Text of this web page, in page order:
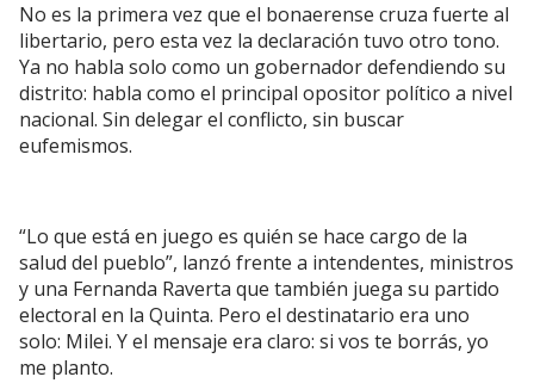
No es la primera vez que el bonaerense cruza fuerte al
libertario, pero esta vez la declaración tuvo otro tono.
Ya no habla solo como un gobernador defendiendo su
distrito: habla como el principal opositor político a nivel
nacional. Sin delegar el conflicto, sin buscar
eufemismos.
“Lo que está en juego es quién se hace cargo de la
salud del pueblo”, lanzó frente a intendentes, ministros
y una Fernanda Raverta que también juega su partido
electoral en la Quinta. Pero el destinatario era uno
solo: Milei. Y el mensaje era claro: si vos te borrás, yo
me planto.